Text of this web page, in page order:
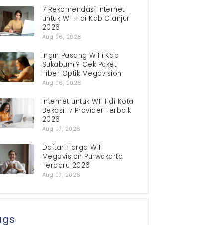
7 Rekomendasi Internet
untuk WFH di Kab Cianjur
2026
Aug 06, 2026
Ingin Pasang WiFi Kab
Sukabumi? Cek Paket
Fiber Optik Megavision
Aug 06, 2026
Internet untuk WFH di Kota
Bekasi: 7 Provider Terbaik
2026
Aug 07, 2026
Daftar Harga WiFi
Megavision Purwakarta
Terbaru 2026
Aug 07, 2026